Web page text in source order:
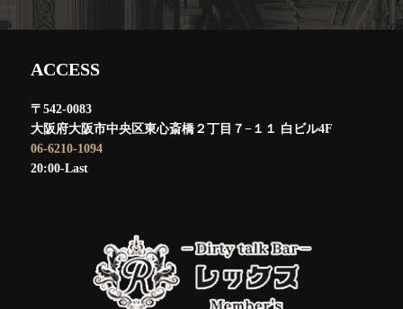
プ
ACCESS
〒542-0083
大阪府大阪市中央区東心斎橋２丁目７−１１ 白ビル4F
06-6210-1094
20:00-Last